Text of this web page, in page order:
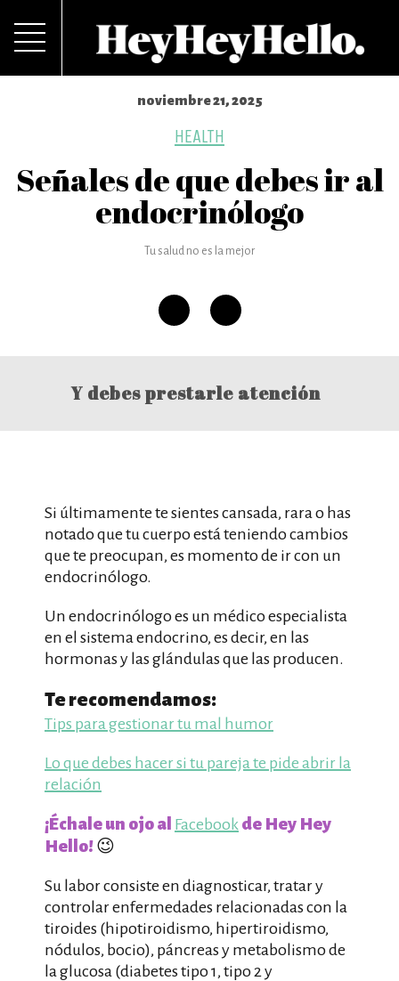
noviembre 21, 2025
HEALTH
Señales de que debes ir al
endocrinólogo
Tu salud no es la mejor
Y debes prestarle atención
Si últimamente te sientes cansada, rara o has
notado que tu cuerpo está teniendo cambios
que te preocupan, es momento de ir con un
endocrinólogo.
Un endocrinólogo es un médico especialista
en el sistema endocrino, es decir, en las
hormonas y las glándulas que las producen.
Te recomendamos:
Tips para gestionar tu mal humor
Lo que debes hacer si tu pareja te pide abrir la
relación
¡Échale un ojo al Facebook de Hey Hey
Hello! 😉
Su labor consiste en diagnosticar, tratar y
controlar enfermedades relacionadas con la
tiroides (hipotiroidismo, hipertiroidismo,
nódulos, bocio), páncreas y metabolismo de
la glucosa (diabetes tipo 1, tipo 2 y